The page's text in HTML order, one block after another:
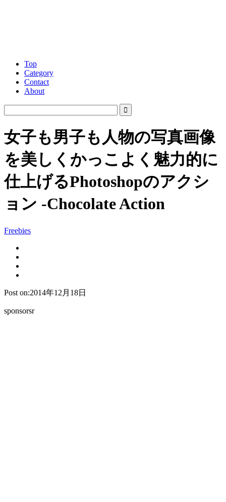
Top
Category
Contact
About
女子も男子も人物の写真画像
を美しくかっこよく魅力的に
仕上げるPhotoshopのアクシ
ョン -Chocolate Action
Freebies
Post on:2014年12月18日
sponsorsr